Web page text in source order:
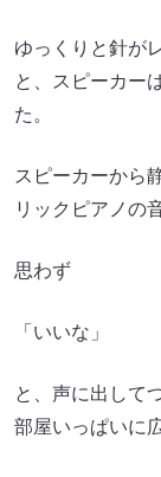
ゆっくりと針が
と、スピーカー
た。
スピーカーから
リックピアノの
思わず
「いいな」
と、声に出して
部屋いっぱいに